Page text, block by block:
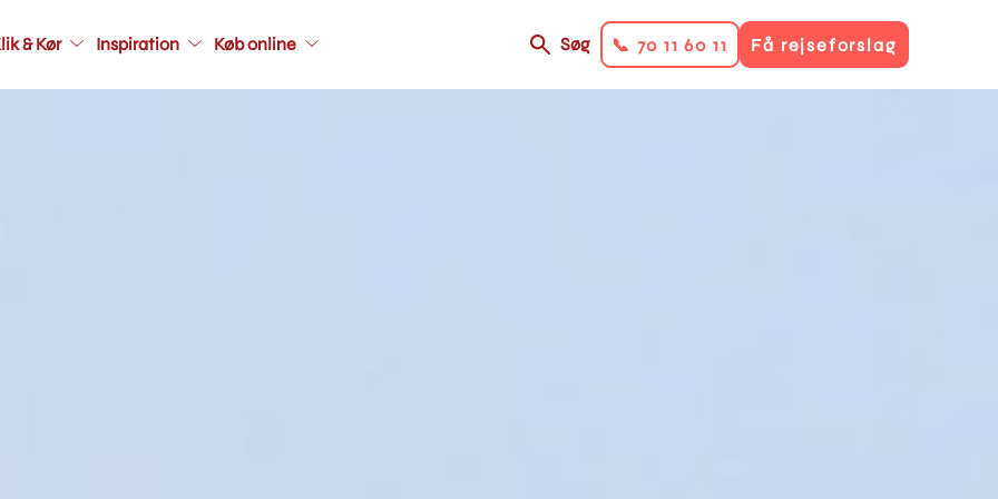
& Kør Inspiration Køb online
secondary
Søg 📞 70 11 60 11 Få rejseforslag